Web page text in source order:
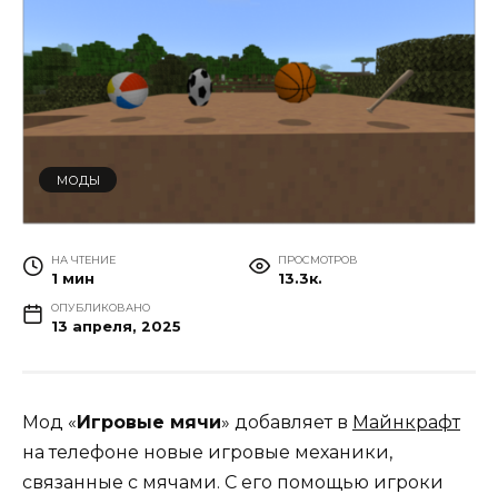
МОДЫ
НА ЧТЕНИЕ
1 мин
ПРОСМОТРОВ
13.3к.
ОПУБЛИКОВАНО
13 апреля, 2025
Мод «Игровые мячи» добавляет в Майнкрафт
на телефоне новые игровые механики,
связанные с мячами. С его помощью игроки